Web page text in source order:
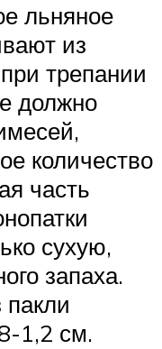
льняное
из
трепании
должно
количество
часть
сухую,
запаха.
1,2 см.